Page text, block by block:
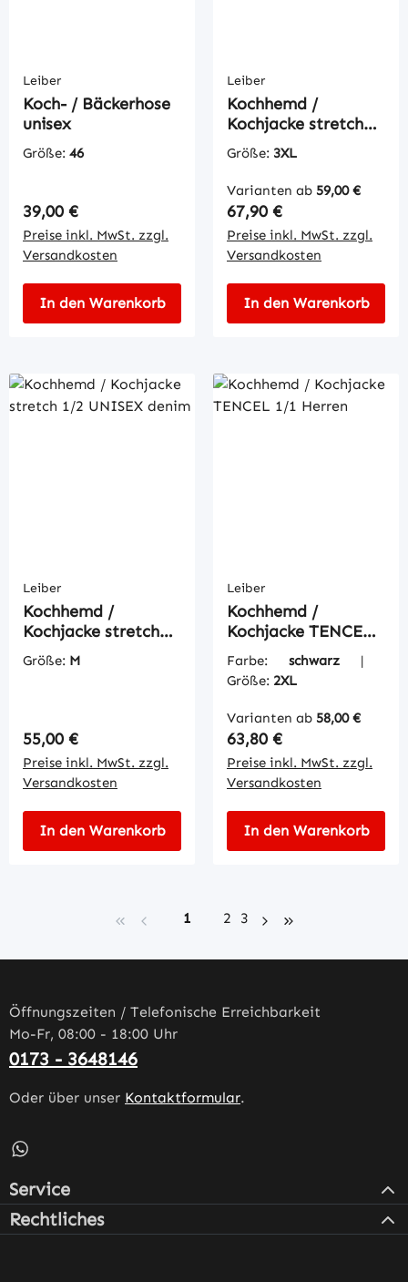
Leiber
Koch- / Bäckerhose
unisex
Größe: 46
Regulärer Preis:
39,00 €
Preise inkl. MwSt. zzgl.
Versandkosten
In den Warenkorb
Leiber
Kochhemd /
Kochjacke stretch
1/1 UNISEX denim
Größe: 3XL
Varianten ab 59,00 €
Regulärer Preis:
67,90 €
Preise inkl. MwSt. zzgl.
Versandkosten
In den Warenkorb
Leiber
Kochhemd /
Kochjacke stretch
1/2 UNISEX denim
Größe: M
Regulärer Preis:
55,00 €
Preise inkl. MwSt. zzgl.
Versandkosten
In den Warenkorb
Leiber
Kochhemd /
Kochjacke TENCEL
1/1 Herren
Farbe: schwarz |
Größe: 2XL
Varianten ab 58,00 €
Regulärer Preis:
63,80 €
Preise inkl. MwSt. zzgl.
Versandkosten
In den Warenkorb
Seite
1 Seite
2 Seite
3
Öffnungszeiten / Telefonische Erreichbarkeit
Mo-Fr, 08:00 - 18:00 Uhr
0173 - 3648146
Oder über unser Kontaktformular.
Schreib uns auf WhatsApp – öffnet in neuem Tab
Service
Rechtliches